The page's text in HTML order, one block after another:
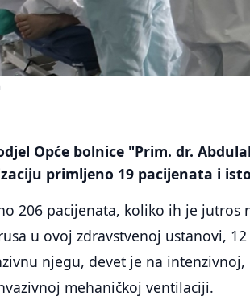
Opće bolnice "Prim. dr.
primljeno 19 pacijenata i
206 pacijenata, koliko ih je jutros
u ovoj zdravstvenoj ustanovi,
njegu, devet je na
mehaničkoj ventilaciji.